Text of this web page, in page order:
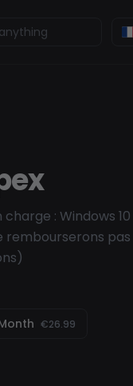
: Windows 10 [
rembourserons
€26.99